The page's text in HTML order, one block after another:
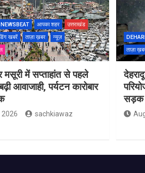
NEWSBEAT आपका शहर
उत्तराखंड
खबरें ताज़ा ख़बर
न्यूज़
में सप्ताहांत से पहले
आवाजाही, पर्यटन कारोबार
sachkiawaz
ताज़ा
सड़क